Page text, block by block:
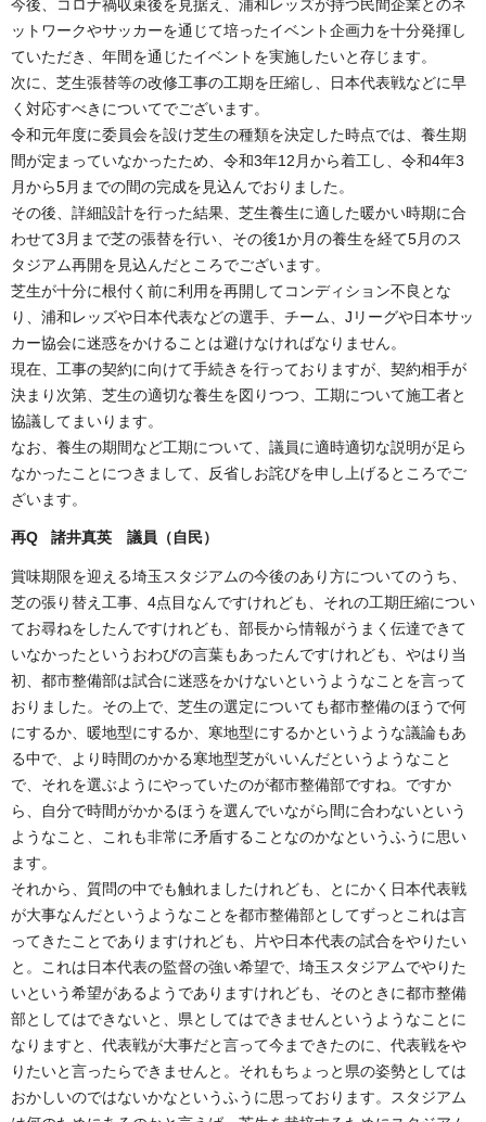
今後、コロナ禍収束後を見据え、浦和レッズが持つ民間企業とのネ
ットワークやサッカーを通じて培ったイベント企画力を十分発揮し
ていただき、年間を通じたイベントを実施したいと存じます。
次に、芝生張替等の改修工事の工期を圧縮し、日本代表戦などに早
く対応すべきについてでございます。
令和元年度に委員会を設け芝生の種類を決定した時点では、養生期
間が定まっていなかったため、令和3年12月から着工し、令和4年3
月から5月までの間の完成を見込んでおりました。
その後、詳細設計を行った結果、芝生養生に適した暖かい時期に合
わせて3月まで芝の張替を行い、その後1か月の養生を経て5月のス
タジアム再開を見込んだところでございます。
芝生が十分に根付く前に利用を再開してコンディション不良とな
り、浦和レッズや日本代表などの選手、チーム、Jリーグや日本サッ
カー協会に迷惑をかけることは避けなければなりません。
現在、工事の契約に向けて手続きを行っておりますが、契約相手が
決まり次第、芝生の適切な養生を図りつつ、工期について施工者と
協議してまいります。
なお、養生の期間など工期について、議員に適時適切な説明が足ら
なかったことにつきまして、反省しお詫びを申し上げるところでご
ざいます。
再Q 諸井真英 議員（自民）
賞味期限を迎える埼玉スタジアムの今後のあり方についてのうち、
芝の張り替え工事、4点目なんですけれども、それの工期圧縮につい
てお尋ねをしたんですけれども、部長から情報がうまく伝達できて
いなかったというおわびの言葉もあったんですけれども、やはり当
初、都市整備部は試合に迷惑をかけないというようなことを言って
おりました。その上で、芝生の選定についても都市整備のほうで何
にするか、暖地型にするか、寒地型にするかというような議論もあ
る中で、より時間のかかる寒地型芝がいいんだというようなこと
で、それを選ぶようにやっていたのが都市整備部ですね。ですか
ら、自分で時間がかかるほうを選んでいながら間に合わないという
ようなこと、これも非常に矛盾することなのかなというふうに思い
ます。
それから、質問の中でも触れましたけれども、とにかく日本代表戦
が大事なんだというようなことを都市整備部としてずっとこれは言
ってきたことでありますけれども、片や日本代表の試合をやりたい
と。これは日本代表の監督の強い希望で、埼玉スタジアムでやりた
いという希望があるようでありますけれども、そのときに都市整備
部としてはできないと、県としてはできませんというようなことに
なりますと、代表戦が大事だと言って今まできたのに、代表戦をや
りたいと言ったらできませんと。それもちょっと県の姿勢としては
おかしいのではないかなというふうに思っております。スタジアム